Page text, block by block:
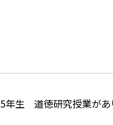
5年生 道徳研究授業があ